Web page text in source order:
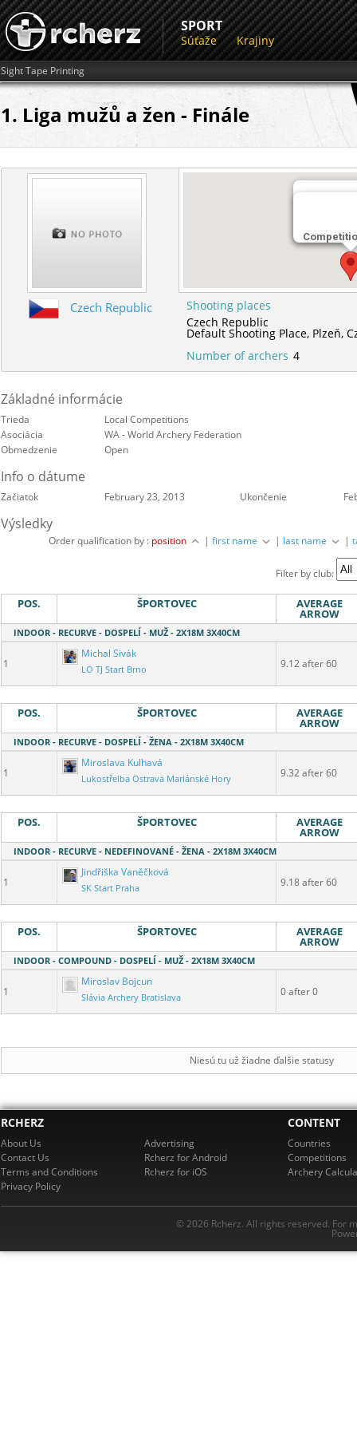
SPORT
Súťaže Krajiny
Sight Tape Printing
1. Liga mužů a žen - Finále
Default
Czech Republic
Shooting places
Czech Republic
Default Shooting Place, Plzeň,
Number of archers 4
Základné informácie
Trieda
Local Competitions
Asociácia
WA - World Archery Federation
Obmedzenie
Open
Info o dátume
Začiatok February 23, 2013 Ukončenie
Výsledky
Order qualification by : position |first name | last name |
Filter by club:
POS. ŠPORTOVEC AVERAGE
ARROW
INDOOR - RECURVE - DOSPELÍ - MUŽ - 2X18M 3X40CM
1
Michal Sivák
LO TJ Start Brno 9.12 after 60
POS. ŠPORTOVEC AVERAGE
ARROW
INDOOR - RECURVE - DOSPELÍ - ŽENA - 2X18M 3X40CM
1
Miroslava Kulhavá
Lukostřelba Ostrava Mariánské Hory 9.32 after 60
POS. ŠPORTOVEC AVERAGE
ARROW
INDOOR - RECURVE - NEDEFINOVANÉ - ŽENA - 2X18M 3X40CM
1
Jindřiška Vaněčková
SK Start Praha 9.18 after 60
POS. ŠPORTOVEC AVERAGE
ARROW
INDOOR - COMPOUND - DOSPELÍ - MUŽ - 2X18M 3X40CM
1
Miroslav Bojcun
Slávia Archery Bratislava 0 after 0
Niesú tu už žiadne ďalšie statusy
RCHERZ
About Us
Contact Us
Terms and Conditions
Privacy Policy
Advertising
Rcherz for Android
Rcherz for iOS
CONTENT
Countries
Competitions
Archery
© 2026 Rcherz. All rights reserved. For